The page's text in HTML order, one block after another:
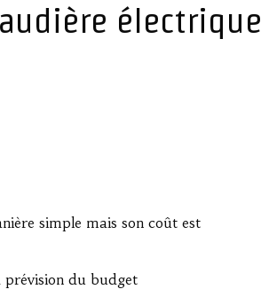
électrique
simple mais son coût est
prévision du budget